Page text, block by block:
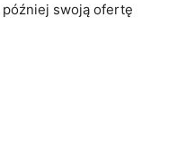
swoją ofertę